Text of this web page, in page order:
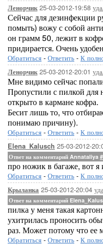
Ленорчик25-03-2012-19:58
Сейчас для дезинфекции
помыть) вожу с собой
он грамм 50, лежит в
придирается. Очень
Обратиться - Ответить - К
Ленорчик25-03-2012-20:01
Мне видимо сейчас
Пропустили с пилкой для
открыто в кармане кофра.
Бесит лишь то, что
понимаю причину).
Обратиться - Ответить - К
Elena_Kalusch 25-03-2012-
Ответ на комментарий Annataliya #
про ножик в багаже, вот я
Обратиться - Ответить - К
Крыланка 25-03-2012-20:04
Ответ на комментарий
пилка у меня такая
ухитрилась проносить
раз. Может потому что ее
Обратиться - Ответить - К